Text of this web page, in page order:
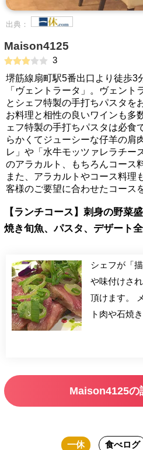
出典：
Maison4125
3
堺筋線扇町駅5番出口より徒歩3
「ヴェントラータ」。ヴェン
とシェフ特製の手打ちパスタを
お料理と相性の良いワインも多
ェフ特製の手打ちパスタは必食
らかくてジューシーな仔羊の肩
レ」や「水牛モッツァレラチー
のアラカルト、もちろんコース
また、アラカルトやコース料理
客様のご要望に合わせたコース
【ランチコース】刺身の野菜
焼き旬魚、パスタ、デザート
シェフが「
や味付けさ
頂けます。
ト肉や石焼
す。 アート
よりお選び
Maison4125の
一休 食べログ